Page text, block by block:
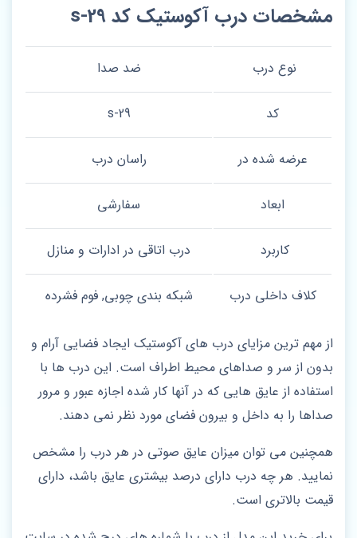
مشخصات درب آکوستیک کد s-29
نوع درب ضد صدا
کد s-29
عرضه شده در راسان درب
ابعاد سفارشی
کاربرد درب اتاقی در ادارات و منازل
کلاف داخلی درب شبکه بندی چوبی, فوم فشرده
از مهم ترین مزایای درب های آکوستیک ایجاد فضایی آرام و
بدون از سر و صداهای محیط اطراف است. این درب ها با
استفاده از عایق هایی که در آنها کار شده اجازه عبور و مرور
صداها را به داخل و بیرون فضای مورد نظر نمی دهند.
همچنین می توان میزان عایق صوتی در هر درب را مشخص
نمایید. هر چه درب دارای درصد بیشتری عایق باشد، دارای
قیمت بالاتری است.